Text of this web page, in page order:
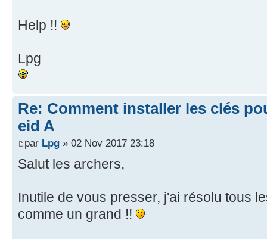
Help !!
Lpg
Re: Comment installer les clés
eid A
par Lpg » 02 Nov 2017 23:18
Salut les archers,
Inutile de vous presser, j'ai résolu tous
comme un grand !!